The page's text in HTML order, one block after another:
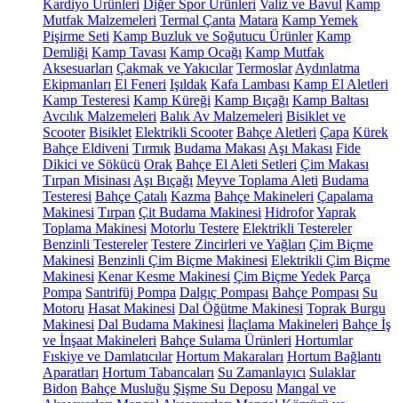
Kardiyo Ürünleri Diğer Spor Ürünleri Valiz ve Bavul Kamp
Mutfak Malzemeleri Termal Çanta Matara Kamp Yemek
Pişirme Seti Kamp Buzluk ve Soğutucu Ürünler Kamp
Demliği Kamp Tavası Kamp Ocağı Kamp Mutfak
Aksesuarları Çakmak ve Yakıcılar Termoslar Aydınlatma
Ekipmanları El Feneri Işıldak Kafa Lambası Kamp El Aletleri
Kamp Testeresi Kamp Küreği Kamp Bıçağı Kamp Baltası
Avcılık Malzemeleri Balık Av Malzemeleri Bisiklet ve
Scooter Bisiklet Elektrikli Scooter Bahçe Aletleri Çapa Kürek
Bahçe Eldiveni Tırmık Budama Makası Aşı Makası Fide
Dikici ve Sökücü Orak Bahçe El Aleti Setleri Çim Makası
Tırpan Misinası Aşı Bıçağı Meyve Toplama Aleti Budama
Testeresi Bahçe Çatalı Kazma Bahçe Makineleri Çapalama
Makinesi Tırpan Çit Budama Makinesi HidroforYaprak
Toplama Makinesi Motorlu Testere Elektrikli Testereler
Benzinli Testereler Testere Zincirleri ve Yağları Çim Biçme
Makinesi Benzinli Çim Biçme Makinesi Elektrikli Çim Biçme
Makinesi Kenar Kesme Makinesi Çim Biçme Yedek Parça
Pompa Santrifüj Pompa Dalgıç Pompası Bahçe Pompası Su
Motoru Hasat Makinesi Dal Öğütme Makinesi Toprak Burgu
Makinesi Dal Budama Makinesi İlaçlama Makineleri Bahçe İş
ve İnşaat Makineleri Bahçe Sulama Ürünleri Hortumlar
Fıskiye ve Damlatıcılar Hortum Makaraları Hortum Bağlantı
Aparatları Hortum Tabancaları Su Zamanlayıcı Sulaklar
Bidon Bahçe Musluğu Şişme Su Deposu Mangal ve